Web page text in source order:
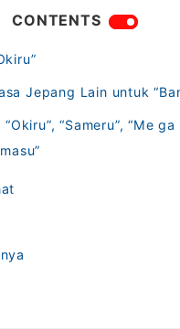
CONTENTS
Jepang Lain untuk
“Sameru”, “Me ga